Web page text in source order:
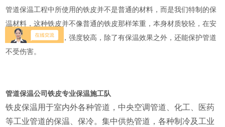
管道保温工程中所使用的铁皮并不是普通的材料，而是我们特制的保
温材料，这种铁皮并不像普通的铁皮那样笨重，本身材质较轻，在安
装过程中十分方便，强度较高，除了有保温效果之外，还能保护管道
不受伤害。
管道保温公司铁皮专业保温施工队
铁皮保温用于室内外各种管道，中央空调管道、化工、医药
等工业管道的保温、保冷。集中供热管道，各种制冷及工业